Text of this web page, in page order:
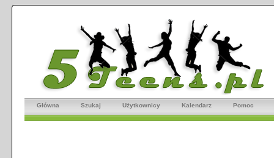
Główna Szukaj Użytkownicy Kalendarz Pomoc